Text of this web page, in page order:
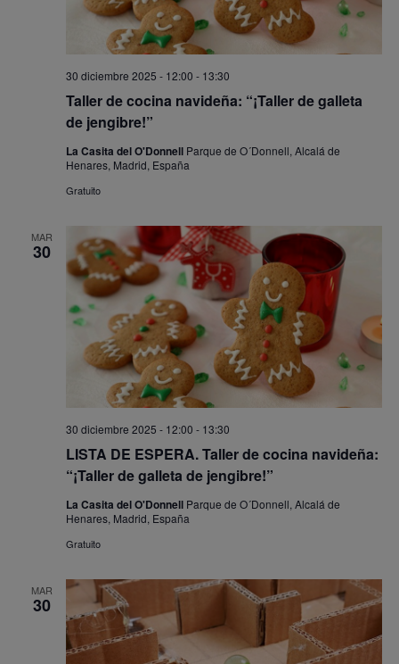
Taller de cocina navideña: “¡Taller de galleta
de jengibre!”
30 diciembre 2025 - 12:00 - 13:30
La Casita del O'Donnell Parque de O´Donnell, Alcalá de
Henares, Madrid, España
Gratuito
MAR
30
LISTA DE ESPERA. Taller de cocina navideña:
“¡Taller de galleta de jengibre!”
30 diciembre 2025 - 12:00 - 13:30
La Casita del O'Donnell Parque de O´Donnell, Alcalá de
Henares, Madrid, España
Gratuito
MAR
30